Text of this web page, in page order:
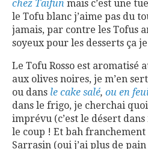
chez Taifun mais c’est une
le Tofu blanc j’aime pas du
jamais, par contre les Tofus
soyeux pour les desserts ça
Le Tofu Rosso est aromatisé
aux olives noires, je m’en
ou dans le cake salé, ou en
dans le frigo, je cherchai
imprévu (c’est le désert
le coup ! Et bah franchement
Sarrasin (oui j’ai plus de